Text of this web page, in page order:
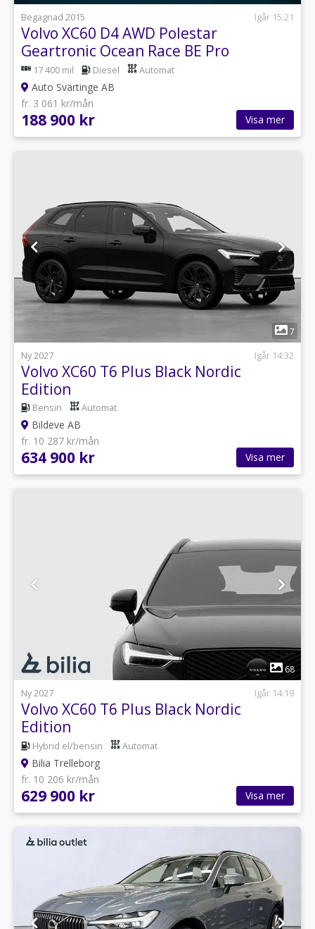
Begagnad 2015
Igår 15:21
Volvo XC60 D4 AWD Polestar
Geartronic Ocean Race BE Pro
(taklucka)
17 400 mil Diesel Automat
Auto Svärtinge AB
fr. 3 061 kr/mån
188 900 kr Visa mer
7
Ny 2027
Igår 14:32
Volvo XC60 T6 Plus Black Nordic
Edition
Bensin Automat
Bildeve AB
fr. 10 287 kr/mån
634 900 kr Visa mer
1
68
Ny 2027
Igår 14:19
Volvo XC60 T6 Plus Black Nordic
Edition
Hybrid el/bensin Automat
Bilia Trelleborg
fr. 10 206 kr/mån
629 900 kr Visa mer